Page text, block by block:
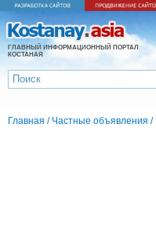
ГЛАВНЫЙ ИНФОРМАЦИОННЫЙ ПОРТАЛ
КОСТАНАЯ
Главная / Частные объявления /